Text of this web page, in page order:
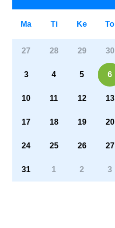
Ma Ti Ke To
27 28 29 30
3 4 5 6
10 11 12 13
17 18 19 20
24 25 26 27
31 1 2 3